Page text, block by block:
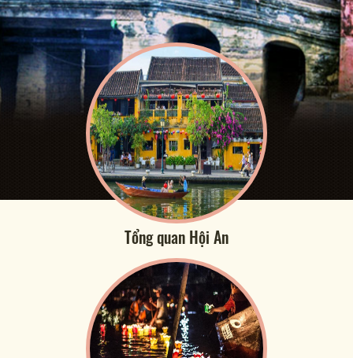
Tổng quan Hội An